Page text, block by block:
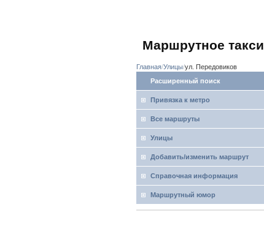
Маршрутное такси
Главная Улицы ул. Передовиков
Расширенный поиск
Привязка к метро
Все маршруты
Улицы
Добавить/изменить маршрут
Справочная информация
Маршрутный юмор